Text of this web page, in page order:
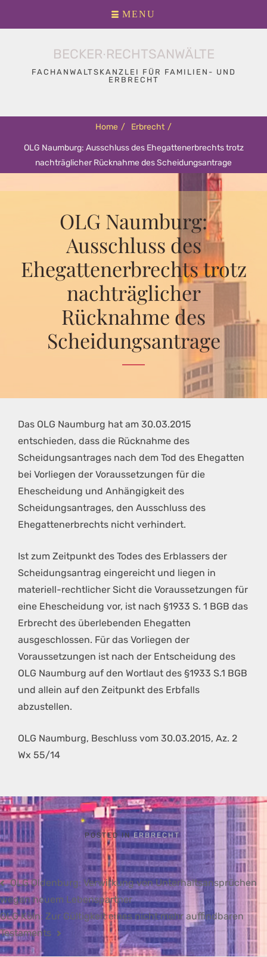
MENU
BECKER∙RECHTSANWÄLTE
FACHANWALTSKANZLEI FÜR FAMILIEN- UND
ERBRECHT
Home / Erbrecht /
OLG Naumburg: Ausschluss des Ehegattenerbrechts trotz
nachträglicher Rücknahme des Scheidungsantrage
OLG Naumburg:
Ausschluss des
Ehegattenerbrechts trotz
nachträglicher
Rücknahme des
Scheidungsantrage
Das OLG Naumburg hat am 30.03.2015
entschieden, dass die Rücknahme des
Scheidungsantrages nach dem Tod des Ehegatten
bei Vorliegen der Voraussetzungen für die
Ehescheidung und Anhängigkeit des
Scheidungsantrages, den Ausschluss des
Ehegattenerbrechts nicht verhindert.
Ist zum Zeitpunkt des Todes des Erblassers der
Scheidungsantrag eingereicht und liegen in
materiell-rechtlicher Sicht die Voraussetzungen für
eine Ehescheidung vor, ist nach §1933 S. 1 BGB das
Erbrecht des überlebenden Ehegatten
ausgeschlossen. Für das Vorliegen der
Voraussetzungen ist nach der Entscheidung des
OLG Naumburg auf den Wortlaut des §1933 S.1 BGB
und allein auf den Zeitpunkt des Erbfalls
abzustellen.
OLG Naumburg, Beschluss vom 30.03.2015, Az. 2
Wx 55/14
POSTED INERBRECHT
Beitragsnavigation
OLG Oldenburg: Verwirkung von Unterhaltsansprüchen
wegen neuem Lebenspartner
OLG Köln: Zur Gültigkeit eines nicht mehr auffindbaren
Testaments